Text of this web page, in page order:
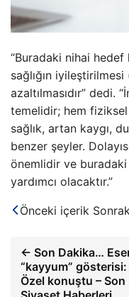
“Buradaki nihai
sağlığın
azaltılmasıdır” dedi.
temelidir; hem
sağlık, artan kaygı,
benzer şeyler.
önemlidir ve buradaki
yardımcı olacaktır.”
Önceki içerik
← Son Dakika…
“kayyum”
Özel konuştu – Son